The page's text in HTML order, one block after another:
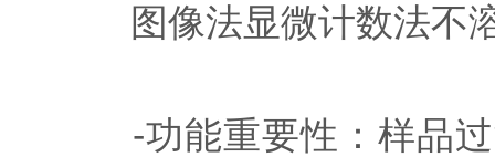
图像法显微计数法不溶
-功能重要性：样品过